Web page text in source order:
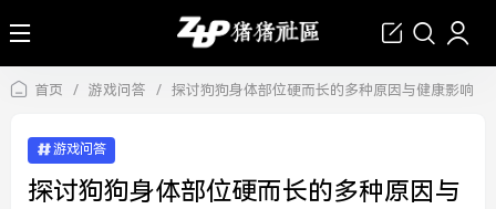
首页 / 游戏问答 / 探讨狗狗身体部位硬而长的多种原因与健康影响
游戏问答
探讨狗狗身体部位硬而长的多种原因与